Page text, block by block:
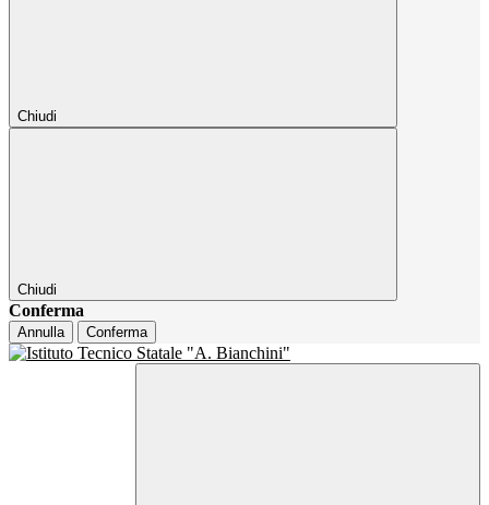
Chiudi
Chiudi
Conferma
Annulla Conferma